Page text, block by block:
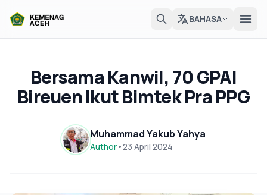
BAHASA
Bersama Kanwil, 70 GPAI
Bireuen Ikut Bimtek Pra PPG
Muhammad Yakub Yahya
Author•23 April 2024